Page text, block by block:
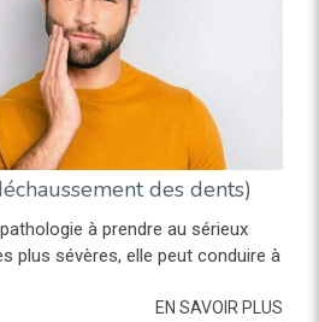
des dents)
à prendre au sérieux
plus sévères, elle peut conduire à
EN SAVOIR PLUS